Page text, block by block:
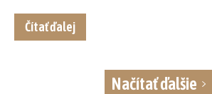
Čítať ďalej
Načítať ďalšie